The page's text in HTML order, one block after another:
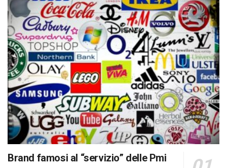
Brand famosi al “servizio” delle Pmi